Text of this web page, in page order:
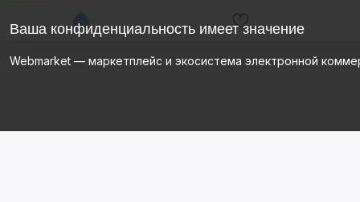
Ваша конфиденциальность имеет значение
Webmarket — маркетплейс и экосистема электронной